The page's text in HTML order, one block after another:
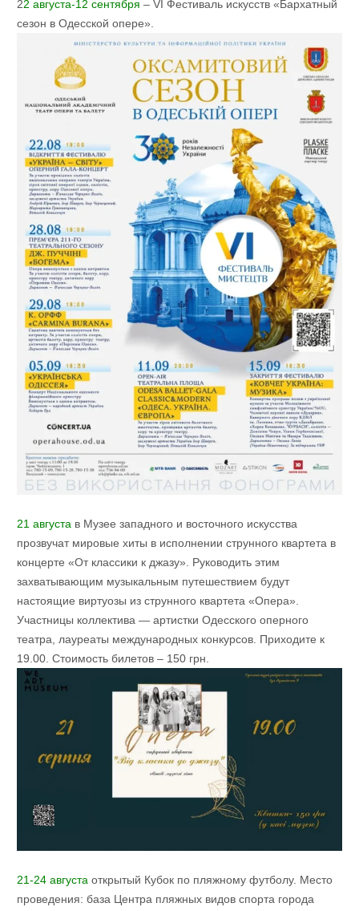
22 августа-12 сентября – VI Фестиваль искусств «Бархатный
сезон в Одесской опере».
21 августа в Музее западного и восточного искусства
прозвучат мировые хиты в исполнении струнного квартета в
концерте «От классики к джазу». Руководить этим
захватывающим музыкальным путешествием будут
настоящие виртуозы из струнного квартета «Опера».
Участницы коллектива — артистки Одесского оперного
театра, лауреаты международных конкурсов. Приходите к
19.00. Стоимость билетов – 150 грн.
21-24 августаоткрытый Кубок по пляжному футболу. Место
проведения: база Центра пляжных видов спорта города